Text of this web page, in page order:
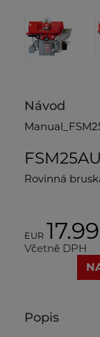
Návod
Rovinná
EUR
Včetně DPH
Popis